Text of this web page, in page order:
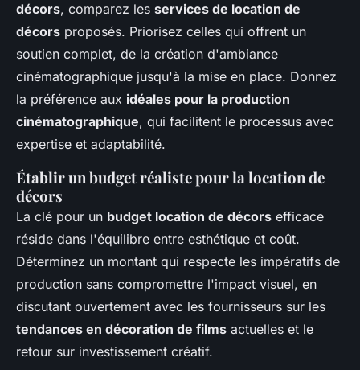
décors, comparez les services de location de
décors proposés. Priorisez celles qui offrent un
soutien complet, de la création d'ambiance
cinématographique jusqu'à la mise en place. Donnez
la préférence aux idéales pour la production
cinématographique, qui facilitent le processus avec
expertise et adaptabilité.
Établir un budget réaliste pour la location de
décors
La clé pour un budget location de décors efficace
réside dans l'équilibre entre esthétique et coût.
Déterminez un montant qui respecte les impératifs de
production sans compromettre l'impact visuel, en
discutant ouvertement avec les fournisseurs sur les
tendances en décoration de films actuelles et le
retour sur investissement créatif.